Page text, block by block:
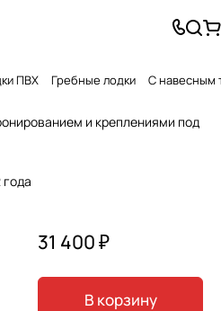
ПВХ Гребные лодки С навесным
и креплениями под
года
31 400 ₽
В корзину